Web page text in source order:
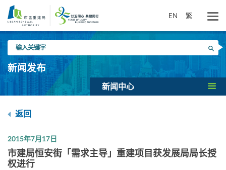
要
EN 繁
入
关
键
搜寻
新闻发布
新闻中心
返回
2015年7月17日
市建局恒安街「需求主导」重建项目获发展局局长授
权进行